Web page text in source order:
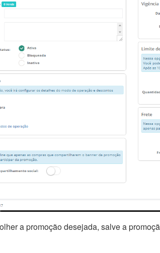
a promoção desejada, salve a